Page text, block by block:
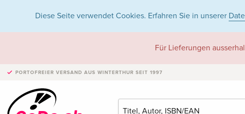
Diese Seite verwendet Cookies. Erfahren Sie in unserer
Für Lieferungen
PORTOFREIER VERSAND AUS WINTERTHUR SEIT 1997